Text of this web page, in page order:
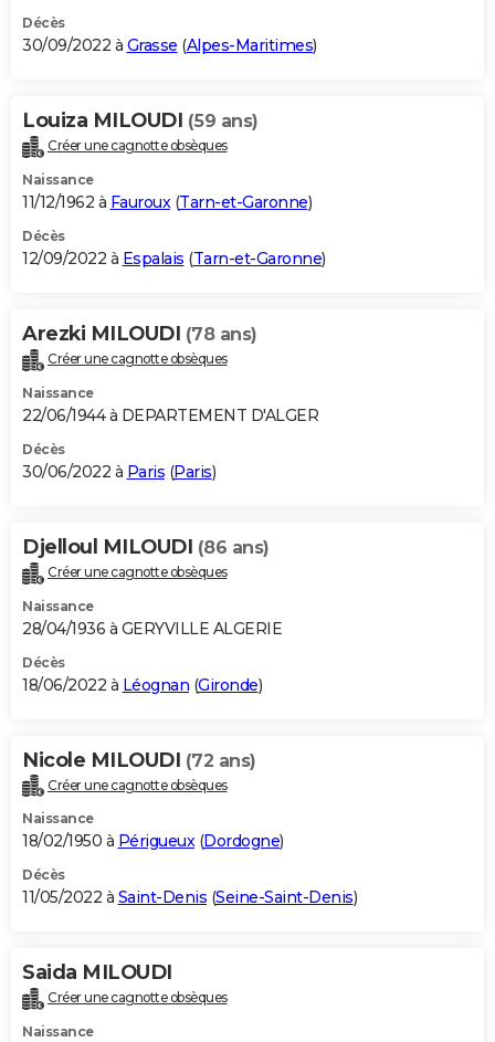
Décès
30/09/2022 à Grasse (Alpes-Maritimes)
Louiza MILOUDI (59 ans)
Créer une cagnotte obsèques
Naissance
11/12/1962 à Fauroux(Tarn-et-Garonne)
Décès
12/09/2022 à Espalais (Tarn-et-Garonne)
Arezki MILOUDI (78 ans)
Créer une cagnotte obsèques
Naissance
22/06/1944 à DEPARTEMENT D'ALGER
Décès
30/06/2022 à Paris (Paris)
Djelloul MILOUDI (86 ans)
Créer une cagnotte obsèques
Naissance
28/04/1936 à GERYVILLE ALGERIE
Décès
18/06/2022 à Léognan (Gironde)
Nicole MILOUDI (72 ans)
Créer une cagnotte obsèques
Naissance
18/02/1950 à Périgueux(Dordogne)
Décès
11/05/2022 à Saint-Denis (Seine-Saint-Denis)
Saida MILOUDI
Créer une cagnotte obsèques
Naissance